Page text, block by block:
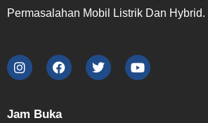
Permasalahan Mobil Listrik Dan Hybrid.
Jam Buka